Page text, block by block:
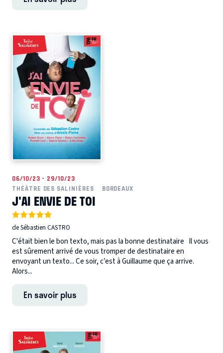
06/10/23 - 29/10/23
THÉÂTRE DES SALINIÈRES
BORDEAUX
J'AI ENVIE DE TOI
de Sébastien CASTRO
C'était bien le bon texto, mais pas la bonne destinataire Il vous
est sûrement arrivé de vous tromper de destinataire en
envoyant un texto... Ce soir, c’est à Guillaume que ça arrive.
Alors...
En savoir plus